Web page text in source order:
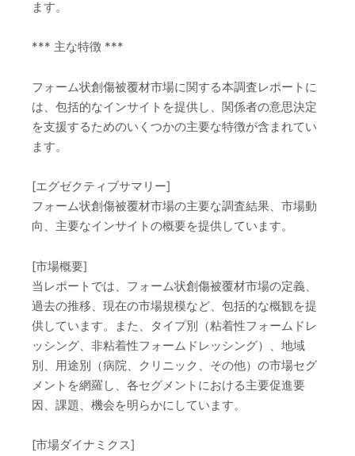
ます。
*** 主な特徴 ***
フォーム状創傷被覆材市場に関する本調査レポートに
は、包括的なインサイトを提供し、関係者の意思決定
を支援するためのいくつかの主要な特徴が含まれてい
ます。
[エグゼクティブサマリー]
フォーム状創傷被覆材市場の主要な調査結果、市場動
向、主要なインサイトの概要を提供しています。
[市場概要]
当レポートでは、フォーム状創傷被覆材市場の定義、
過去の推移、現在の市場規模など、包括的な概観を提
供しています。また、タイプ別（粘着性フォームドレ
ッシング、非粘着性フォームドレッシング）、地域
別、用途別（病院、クリニック、その他）の市場セグ
メントを網羅し、各セグメントにおける主要促進要
因、課題、機会を明らかにしています。
[市場ダイナミクス]